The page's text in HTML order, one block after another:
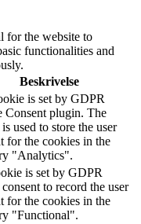
for the website to
functionalities and
Beskrivelse
is set by GDPR
Consent plugin. The
used to store the user
for the cookies in the
"Analytics".
is set by GDPR
to record the user
for the cookies in the
"Functional".